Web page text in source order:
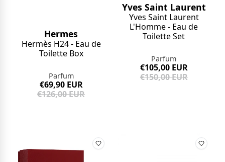
Hermes
Hermès H24 - Eau de
Toilette Box
Parfum
€69,90 EUR
€126,00 EUR
Yves Saint Laurent
Yves Saint Laurent
L'Homme - Eau de
Toilette Set
Parfum
€105,00 EUR
€150,00 EUR